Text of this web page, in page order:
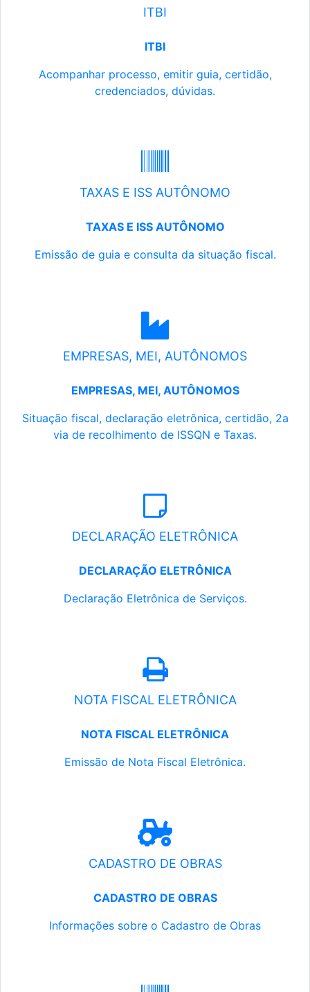
ITBI
ITBI
Acompanhar processo, emitir guia, certidão,
credenciados, dúvidas.
TAXAS E ISS AUTÔNOMO
TAXAS E ISS AUTÔNOMO
Emissão de guia e consulta da situação fiscal.
EMPRESAS, MEI, AUTÔNOMOS
EMPRESAS, MEI, AUTÔNOMOS
Situação fiscal, declaração eletrônica, certidão, 2a
via de recolhimento de ISSQN e Taxas.
DECLARAÇÃO ELETRÔNICA
DECLARAÇÃO ELETRÔNICA
Declaração Eletrônica de Serviços.
NOTA FISCAL ELETRÔNICA
NOTA FISCAL ELETRÔNICA
Emissão de Nota Fiscal Eletrônica.
CADASTRO DE OBRAS
CADASTRO DE OBRAS
Informações sobre o Cadastro de Obras